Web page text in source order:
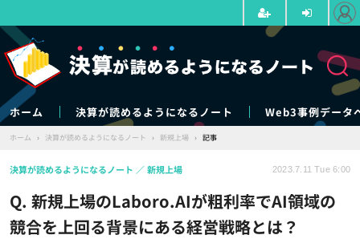
ホーム 決算が読めるようになるノート Web3事例データ
ホーム › 決算が読めるようになるノート › 新規上場 › 記事
Q. 新規上場のLaboro.AIが粗利率でAI領域の
競合を上回る背景にある経営戦略とは？
決算が読めるようになるノート 新規上場 2023.7.11 Tue 6:00